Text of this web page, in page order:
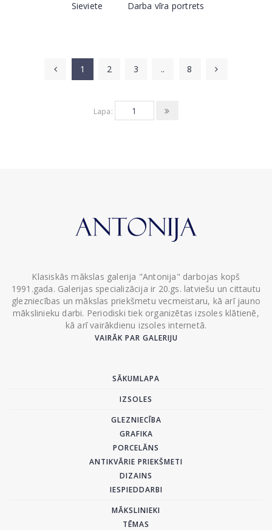
Sieviete Darba vīra portrets
1 2 3 .. 8
Lapa:
Klasiskās mākslas galerija "Antonija" darbojas kopš
1991.gada. Galerijas specializācija ir 20.gs. latviešu un cittautu
glezniecības un mākslas priekšmetu vecmeistaru, kā arī jauno
mākslinieku darbi. Periodiski tiek organizētas izsoles klātienē,
kā arī vairākdienu izsoles internetā.
VAIRĀK PAR GALERIJU
SĀKUMLAPA
IZSOLES
GLEZNIECĪBA
GRAFIKA
PORCELĀNS
ANTIKVĀRIE PRIEKŠMETI
DIZAINS
IESPIEDDARBI
MĀKSLINIEKI
TĒMAS